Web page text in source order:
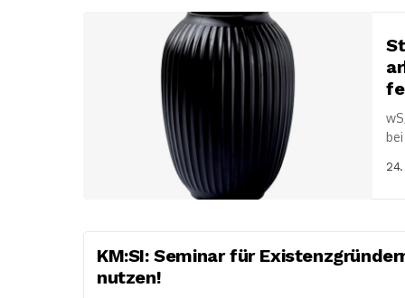
24.
KM:SI: Seminar für
nutzen!